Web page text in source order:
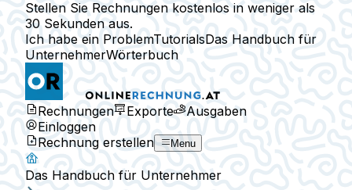
Stellen Sie Rechnungen kostenlos in weniger als
30 Sekunden aus.
Ich habe ein ProblemTutorialsDas Handbuch für
UnternehmerWörterbuch
Rechnungen Exporte
Ausgaben
Einloggen
Rechnung erstellen
Menu
Das Handbuch für Unternehmer